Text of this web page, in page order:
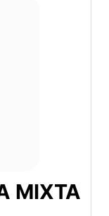
MIXTA